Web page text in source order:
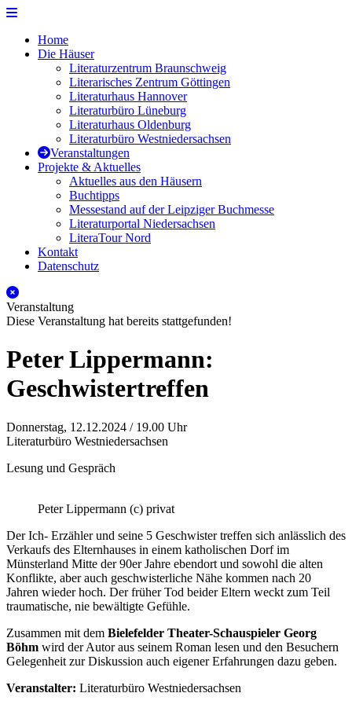
Zur Navigation
Zum Seiteninhalt
Home
Die Häuser
Literaturzentrum Braunschweig
Literarisches Zentrum Göttingen
Literaturhaus Hannover
Literaturbüro Lüneburg
Literaturhaus Oldenburg
Literaturbüro Westniedersachsen
Veranstaltungen
Projekte & Aktuelles
Aktuelles aus den Häusern
Buchtipps
Messestand auf der Leipziger Buchmesse
Literaturportal Niedersachsen
LiteraTour Nord
Kontakt
Datenschutz
Schliessen
Veranstaltung
Diese Veranstaltung hat bereits stattgefunden!
Peter Lippermann:
Geschwistertreffen
Donnerstag, 12.12.2024 / 19.00 Uhr
Literaturbüro Westniedersachsen
Lesung und Gespräch
Peter Lippermann (c) privat
Der Ich- Erzähler und seine 5 Geschwister treffen sich anlässlich des
Verkaufs des Elternhauses in einem katholischen Dorf im
Münsterland Mitte der 90er Jahre ebendort und sowohl die alten
Konflikte, aber auch geschwisterliche Nähe kommen nach 20
Jahren wieder hoch. Der früher Tod beider Eltern weckt zum Teil
traumatische, nie bewältigte Gefühle.
Zusammen mit dem Bielefelder Theater-Schauspieler Georg
Böhm wird der Autor aus seinem Roman lesen und den Besuchern
Gelegenheit zur Diskussion auch eigener Erfahrungen dazu geben.
Veranstalter: Literaturbüro Westniedersachsen